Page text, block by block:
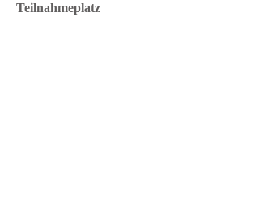
Teilnahmeplatz